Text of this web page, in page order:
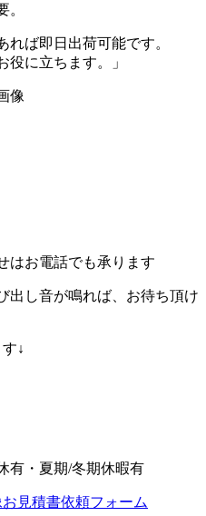
。
れば即日出荷可能です。
役に立ちます。」
はお電話でも承ります
出し音が鳴れば、お待ち頂け
↓
有・夏期/冬期休暇有
お見積書依頼フォーム